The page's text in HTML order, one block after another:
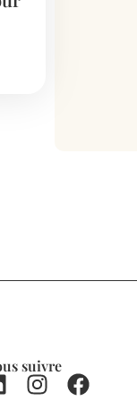
suivre